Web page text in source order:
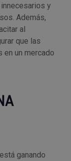
y
Además,
al
que las
un mercado
ganando